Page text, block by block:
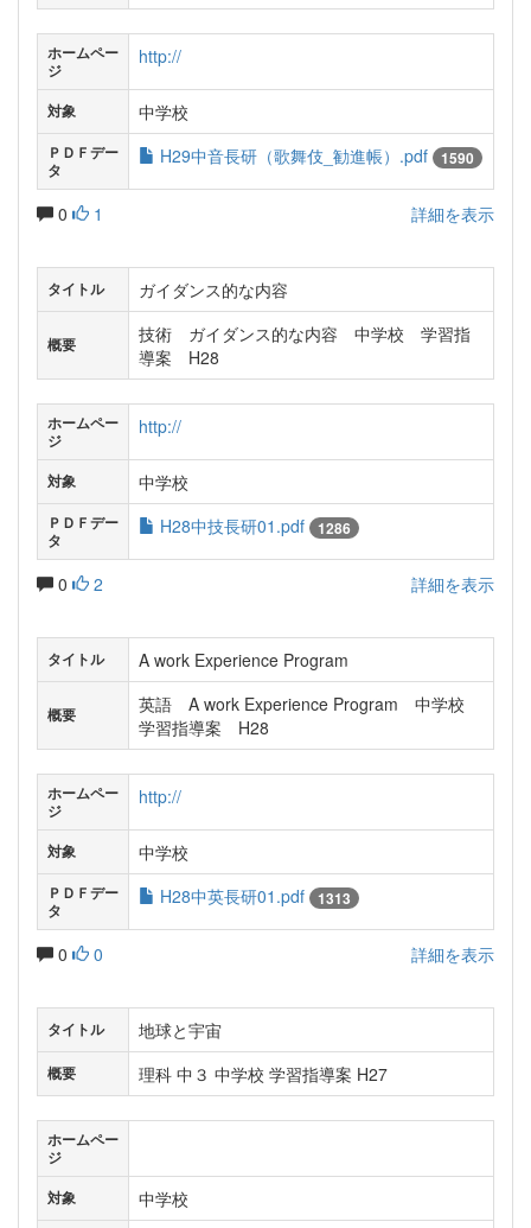
ホームペー
ジ
http://
対象 中学校
ＰＤＦデー
タ
H29中音長研（歌舞伎_勧進帳）.pdf 1590
0 1 詳細を表示
タイトル ガイダンス的な内容
概要
技術 ガイダンス的な内容 中学校 学習指
導案 H28
ホームペー
ジ
http://
対象 中学校
ＰＤＦデー
タ
H28中技長研01.pdf 1286
0 2 詳細を表示
タイトル A work Experience Program
概要
英語 A work Experience Program 中学校
学習指導案 H28
ホームペー
ジ
http://
対象 中学校
ＰＤＦデー
タ
H28中英長研01.pdf 1313
0 0 詳細を表示
タイトル 地球と宇宙
概要 理科 中３ 中学校 学習指導案 H27
ホームペー
ジ
対象
中学校